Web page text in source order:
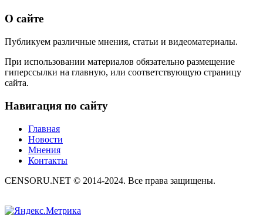
О сайте
Публикуем различные мнения, статьи и видеоматериалы.
При использовании материалов обязательно размещение
гиперссылки на главную, или соответствующую страницу
сайта.
Навигация по сайту
Главная
Новости
Мнения
Контакты
CENSORU.NET © 2014-2024. Все права защищены.